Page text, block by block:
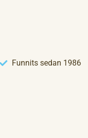
Funnits sedan 1986